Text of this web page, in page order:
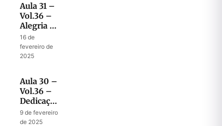
Aula 31 –
Vol.36 –
Alegria na
Restauração
Parcial
16 de
fevereiro de
2025
Aula 30 –
Vol.36 –
Dedicação
dos
Muros e
9 de fevereiro
de 2025